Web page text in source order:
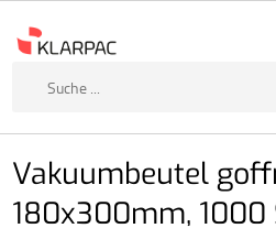
Vakuumbeutel
180x300mm, 1000